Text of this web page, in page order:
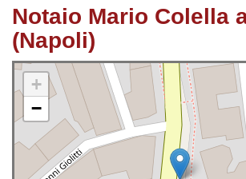
Notaio Mario Colella
(Napoli)
+
−